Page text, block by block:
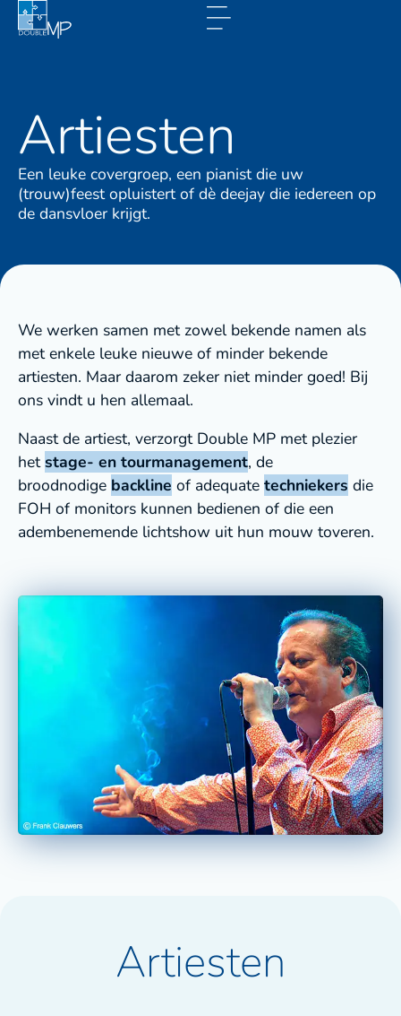
Artiesten
Een leuke covergroep, een pianist die uw
(trouw)feest opluistert of dè deejay die iedereen op
de dansvloer krijgt.
We werken samen met zowel bekende namen als
met enkele leuke nieuwe of minder bekende
artiesten. Maar daarom zeker niet minder goed! Bij
ons vindt u hen allemaal.
Naast de artiest, verzorgt Double MP met plezier
hetstage- en tourmanagement, de
broodnodige backline of adequate techniekers die
FOH of monitors kunnen bedienen of die een
adembenemende lichtshow uit hun mouw toveren.
Artiesten